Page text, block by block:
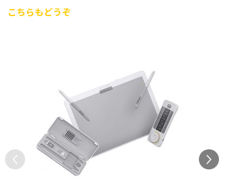
こちらもどうぞ